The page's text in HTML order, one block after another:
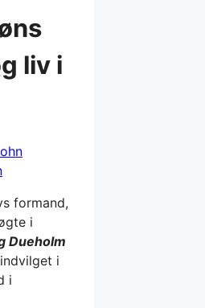
liv i
formand,
i
Dueholm
i
i